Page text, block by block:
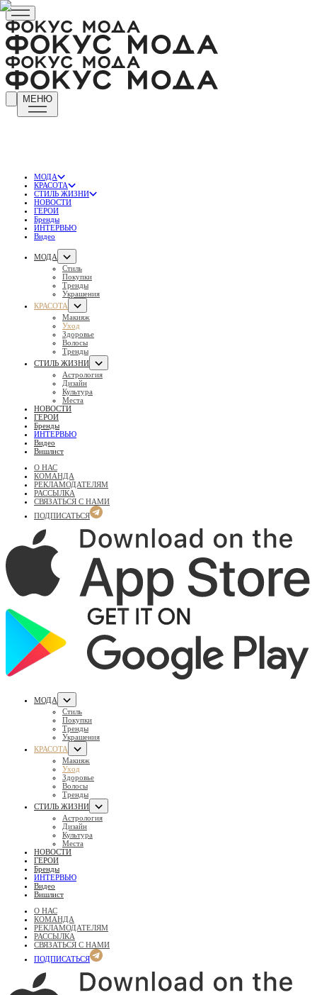
МЕНЮ
МОДА
КРАСОТА
СТИЛЬ ЖИЗНИ
НОВОСТИ
ГЕРОИ
Бренды
ИНТЕРВЬЮ
Видео
МОДА
Стиль
Покупки
Тренды
Украшения
КРАСОТА
Макияж
Уход
Здоровье
Волосы
Тренды
СТИЛЬ ЖИЗНИ
Астрология
Дизайн
Культура
Места
НОВОСТИ
ГЕРОИ
Бренды
ИНТЕРВЬЮ
Видео
Вишлист
О НАС
КОМАНДА
РЕКЛАМОДАТЕЛЯМ
РАССЫЛКА
СВЯЗАТЬСЯ С НАМИ
ПОДПИСАТЬСЯ
МОДА
Стиль
Покупки
Тренды
Украшения
КРАСОТА
Макияж
Уход
Здоровье
Волосы
Тренды
СТИЛЬ ЖИЗНИ
Астрология
Дизайн
Культура
Места
НОВОСТИ
ГЕРОИ
Бренды
ИНТЕРВЬЮ
Видео
Вишлист
О НАС
КОМАНДА
РЕКЛАМОДАТЕЛЯМ
РАССЫЛКА
СВЯЗАТЬСЯ С НАМИ
ПОДПИСАТЬСЯ